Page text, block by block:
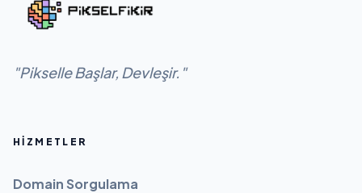
"Pikselle Başlar, Devleşir."
HIZMETLER
Domain Sorgulama